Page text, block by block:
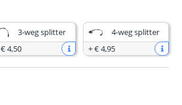
3-weg splitter
€ 4,50
4-weg splitter
+€ 4,95